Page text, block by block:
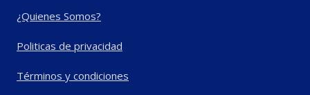
¿Quienes Somos?
Politicas de privacidad
Términos y condiciones